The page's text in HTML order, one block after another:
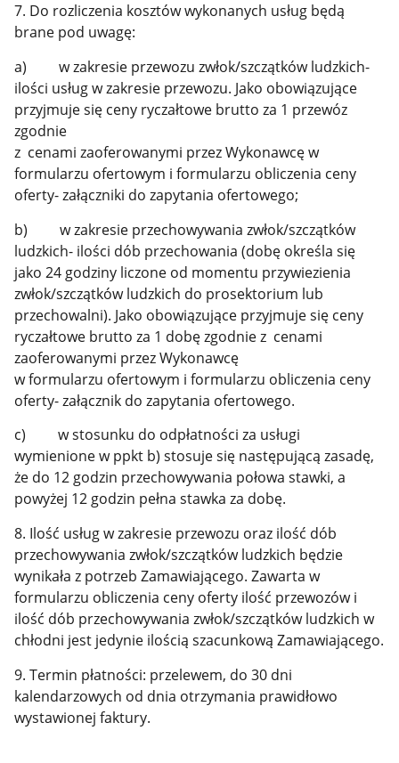
7. Do rozliczenia kosztów wykonanych usług będą
brane pod uwagę:
a) w zakresie przewozu zwłok/szczątków ludzkich-
ilości usług w zakresie przewozu. Jako obowiązujące
przyjmuje się ceny ryczałtowe brutto za 1 przewóz
zgodnie
z cenami zaoferowanymi przez Wykonawcę w
formularzu ofertowym i formularzu obliczenia ceny
oferty- załączniki do zapytania ofertowego;
b) w zakresie przechowywania zwłok/szczątków
ludzkich- ilości dób przechowania (dobę określa się
jako 24 godziny liczone od momentu przywiezienia
zwłok/szczątków ludzkich do prosektorium lub
przechowalni). Jako obowiązujące przyjmuje się ceny
ryczałtowe brutto za 1 dobę zgodnie z cenami
zaoferowanymi przez Wykonawcę
w formularzu ofertowym i formularzu obliczenia ceny
oferty- załącznik do zapytania ofertowego.
c) w stosunku do odpłatności za usługi
wymienione w ppkt b) stosuje się następującą zasadę,
że do 12 godzin przechowywania połowa stawki, a
powyżej 12 godzin pełna stawka za dobę.
8. Ilość usług w zakresie przewozu oraz ilość dób
przechowywania zwłok/szczątków ludzkich będzie
wynikała z potrzeb Zamawiającego. Zawarta w
formularzu obliczenia ceny oferty ilość przewozów i
ilość dób przechowywania zwłok/szczątków ludzkich w
chłodni jest jedynie ilością szacunkową Zamawiającego.
9. Termin płatności: przelewem, do 30 dni
kalendarzowych od dnia otrzymania prawidłowo
wystawionej faktury.